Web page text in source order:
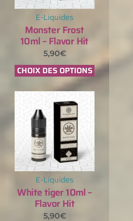
E-Liquides
Monster Frost
10ml – Flavor Hit
5,90€
CHOIX DES OPTIONS
E-Liquides
White tiger 10ml –
Flavor Hit
5,90€